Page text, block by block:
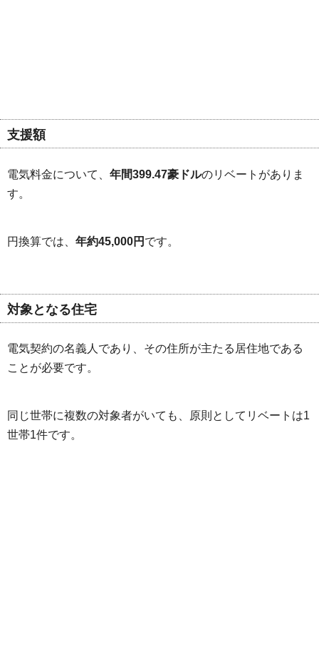
支援額
電気料金について、 年間399.47豪ドルのリベートがありま
す。
円換算では、 年約45,000円 です。
対象となる住宅
電気契約の名義人であり、その住所が主たる居住地である
ことが必要です。
同じ世帯に複数の対象者がいても、原則としてリベートは1
世帯1件です。